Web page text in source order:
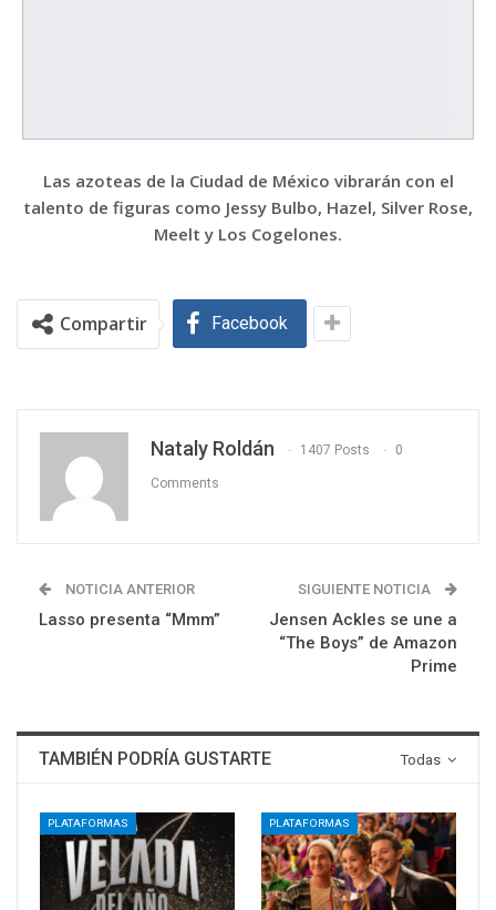
Las azoteas de la Ciudad de México vibrarán con el
talento de figuras como Jessy Bulbo, Hazel, Silver Rose,
Meelt y Los Cogelones.
Compartir Facebook
Nataly Roldán 1407 Posts 0
Comments
NOTICIA ANTERIOR
Lasso presenta “Mmm”
SIGUIENTE NOTICIA
Jensen Ackles se une a
“The Boys” de Amazon
Prime
Todas
TAMBIÉN PODRÍA GUSTARTE
PLATAFORMAS PLATAFORMAS